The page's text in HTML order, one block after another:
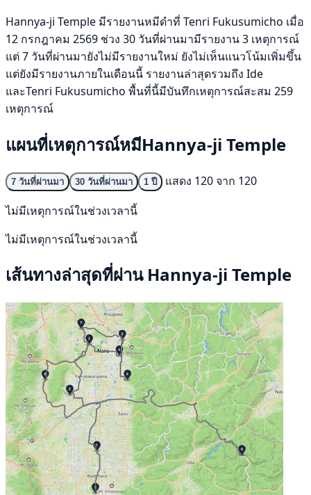
Hannya-ji Temple มีรายงานหมีดำที่ Tenri Fukusumicho เมื่อ
12 กรกฎาคม 2569 ช่วง 30 วันที่ผ่านมามีรายงาน 3 เหตุการณ์
แต่ 7 วันที่ผ่านมายังไม่มีรายงานใหม่ ยังไม่เห็นแนวโน้มเพิ่มขึ้น
แต่ยังมีรายงานภายในเดือนนี้ รายงานล่าสุดรวมถึง Ide
และTenri Fukusumicho พื้นที่นี้มีบันทึกเหตุการณ์สะสม 259
เหตุการณ์
แผนที่เหตุการณ์หมีHannya-ji Temple
7 วันที่ผ่านมา 30 วันที่ผ่านมา 1 ปี
แสดง 120 จาก 120
ไม่มีเหตุการณ์ในช่วงเวลานี้
ไม่มีเหตุการณ์ในช่วงเวลานี้
เส้นทางล่าสุดที่ผ่าน Hannya-ji Temple